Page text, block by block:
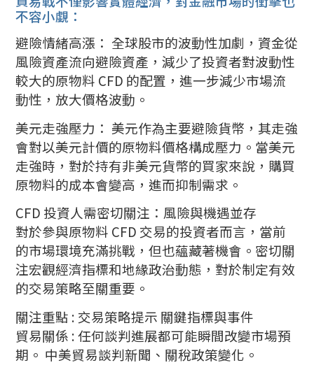
不容小覷：
避險情緒高漲： 全球股市的波動性加劇，資金從
風險資產流向避險資產，減少了投資者對波動性
較大的原物料 CFD 的配置，進一步減少市場流
動性，放大價格波動。
美元走強壓力： 美元作為主要避險貨幣，其走強
會對以美元計價的原物料價格構成壓力。當美元
走強時，對於持有非美元貨幣的買家來說，購買
原物料的成本會變高，進而抑制需求。
CFD 投資人需密切關注：風險與機遇並存
對於參與原物料 CFD 交易的投資者而言，當前
的市場環境充滿挑戰，但也蘊藏著機會。密切關
注宏觀經濟指標和地緣政治動態，對於制定有效
的交易策略至關重要。
關注重點 : 交易策略提示 關鍵指標與事件
貿易關係 : 任何談判進展都可能瞬間改變市場預
期。 中美貿易談判新聞、關稅政策變化。